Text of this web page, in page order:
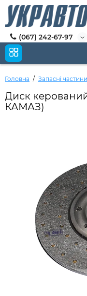
(067) 242-67-97
Головна Запасні
Диск
КАМАЗ)